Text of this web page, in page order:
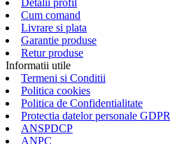
Detalii profil
Cum comand
Livrare si plata
Garantie produse
Retur produse
Informatii utile
Termeni si Conditii
Politica cookies
Politica de Confidentialitate
Protectia datelor personale GDPR
ANSPDCP
ANPC